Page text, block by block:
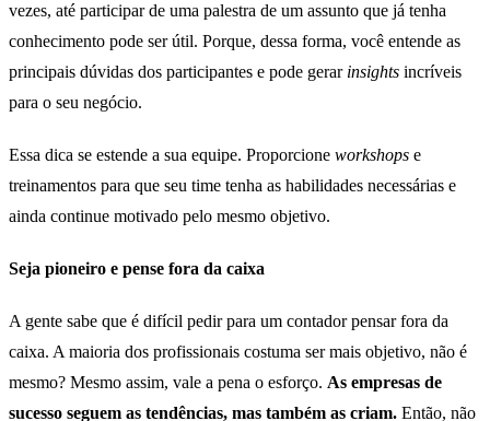
vezes, até participar de uma palestra de um assunto que já tenha
conhecimento pode ser útil. Porque, dessa forma, você entende as
principais dúvidas dos participantes e pode gerar insights incríveis
para o seu negócio.
Essa dica se estende a sua equipe. Proporcione workshops e
treinamentos para que seu time tenha as habilidades necessárias e
ainda continue motivado pelo mesmo objetivo.
Seja pioneiro e pense fora da caixa
A gente sabe que é difícil pedir para um contador pensar fora da
caixa. A maioria dos profissionais costuma ser mais objetivo, não é
mesmo? Mesmo assim, vale a pena o esforço. As empresas de
sucesso seguem as tendências, mas também as criam. Então, não